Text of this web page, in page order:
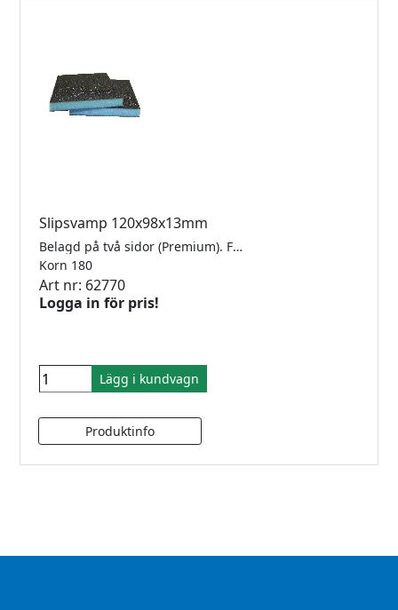
Slipsvamp 120x98x13mm
Belagd på två sidor (Premium). För glas, keramik, trä, lack, komposit och stenmaterial. Säljes styckvis.
Korn 180
Art nr: 62770
Logga in för pris!
Lägg i kundvagn